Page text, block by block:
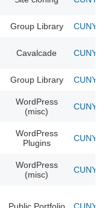
Group Library CUNY
Cavalcade CUNY
Group Library CUNY
WordPress
(misc)
CUNY
WordPress
Plugins
CUNY
WordPress
(misc)
CUNY